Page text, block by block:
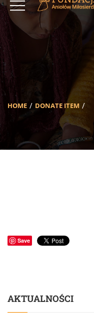
HOME DONATE ITEM
Save
AKTUALNOŚCI